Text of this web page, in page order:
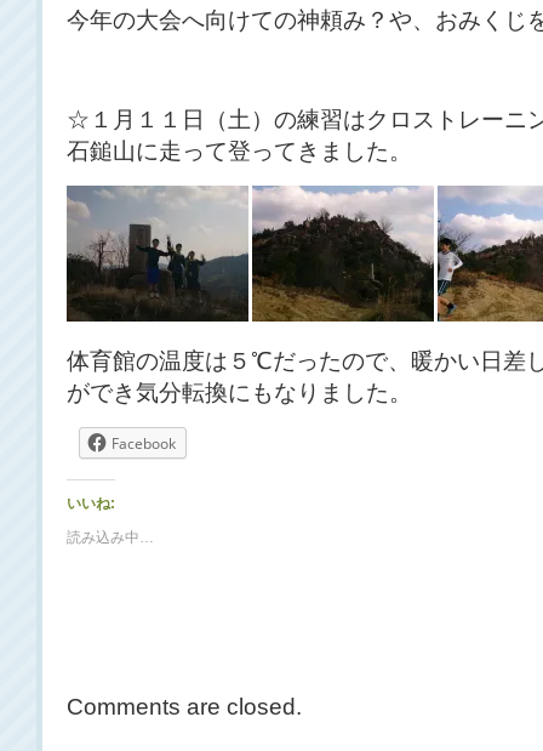
今年の大会へ向けての神頼み？や、おみくじ
☆１月１１日（土）の練習はクロストレーニ
石鎚山に走って登ってきました。
体育館の温度は５℃だったので、暖かい日差
ができ気分転換にもなりました。
Facebook
いいね:
読み込み中…
Comments are closed.